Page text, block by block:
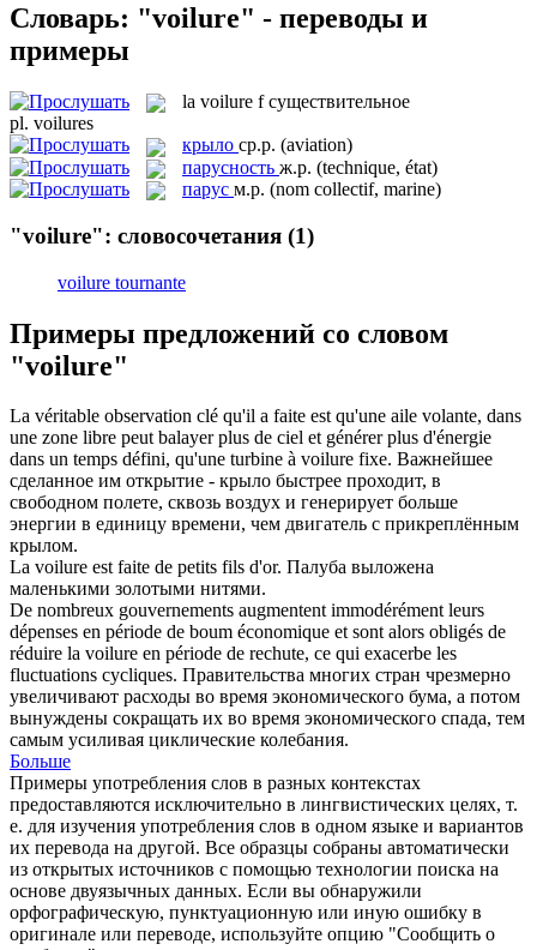
Словарь: "voilure" - переводы и
примеры
la voilure f существительное
pl. voilures
крыло ср.р. (aviation)
парусность ж.р. (technique, état)
парус м.р. (nom collectif, marine)
"voilure": словосочетания (1)
voilure tournante
Примеры предложений со словом
"voilure"
La véritable observation clé qu'il a faite est qu'une aile volante, dans
une zone libre peut balayer plus de ciel et générer plus d'énergie
dans un temps défini, qu'une turbine à voilure fixe. Важнейшее
сделанное им открытие - крыло быстрее проходит, в
свободном полете, сквозь воздух и генерирует больше
энергии в единицу времени, чем двигатель с прикреплённым
крылом.
La voilure est faite de petits fils d'or. Палуба выложена
маленькими золотыми нитями.
De nombreux gouvernements augmentent immodérément leurs
dépenses en période de boum économique et sont alors obligés de
réduire la voilure en période de rechute, ce qui exacerbe les
fluctuations cycliques. Правительства многих стран чрезмерно
увеличивают расходы во время экономического бума, а потом
вынуждены сокращать их во время экономического спада, тем
самым усиливая циклические колебания.
Больше
Примеры употребления слов в разных контекстах
предоставляются исключительно в лингвистических целях, т.
е. для изучения употребления слов в одном языке и вариантов
их перевода на другой. Все образцы собраны автоматически
из открытых источников с помощью технологии поиска на
основе двуязычных данных. Если вы обнаружили
орфографическую, пунктуационную или иную ошибку в
оригинале или переводе, используйте опцию "Сообщить о